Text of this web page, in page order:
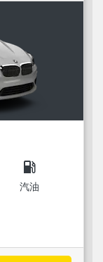
local_gas_station
汽油